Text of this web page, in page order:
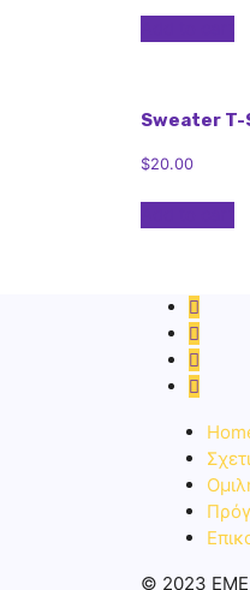
Sweater
$20.00
© 2023 ΕΜΕ